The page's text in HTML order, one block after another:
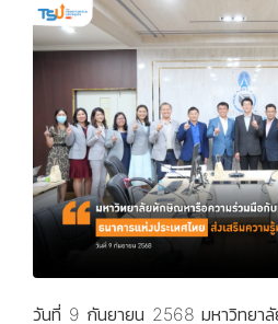
วันที่ 9 กันยายน 2568 มหาวิทยา